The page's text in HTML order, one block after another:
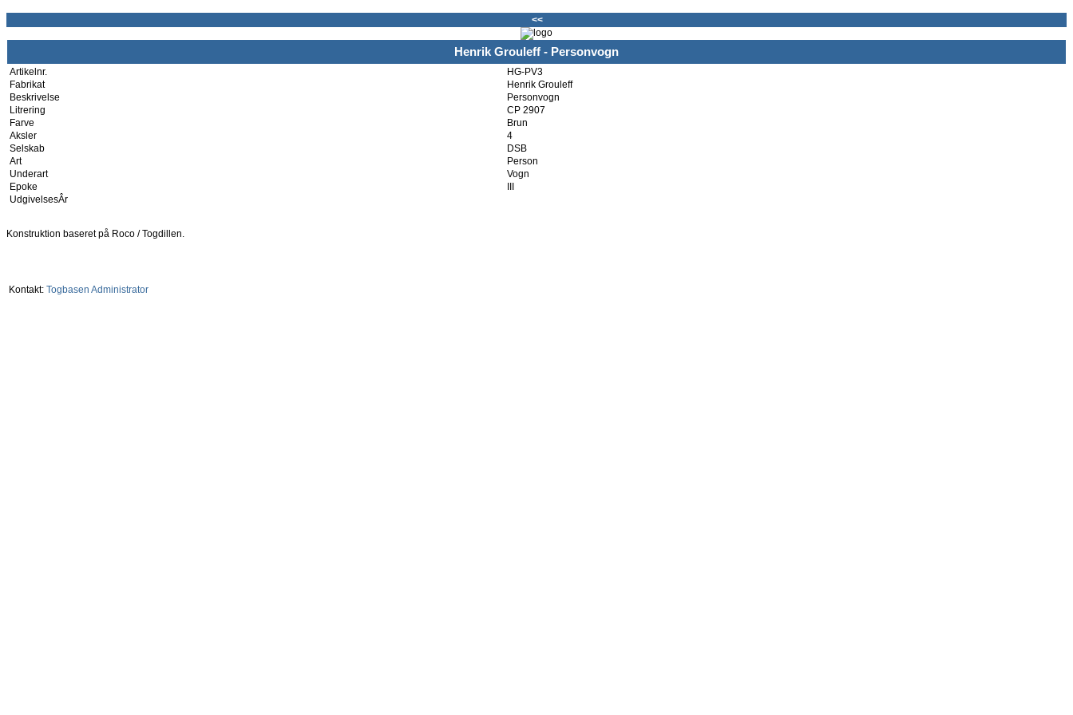
<<
Henrik Grouleff - Personvogn
Artikelnr.
HG-PV3
Fabrikat
Henrik Grouleff
Beskrivelse
Personvogn
Litrering
CP 2907
Farve
Brun
Aksler
4
Selskab
DSB
Art
Person
Underart
Vogn
Epoke
UdgivelsesÂr
Konstruktion baseret på Roco / Togdillen.
Kontakt: Togbasen Administrator